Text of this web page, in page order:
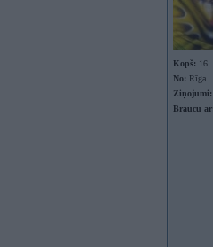
Kopš: 16.
No: Rīga
Ziņojumi:
Braucu ar: